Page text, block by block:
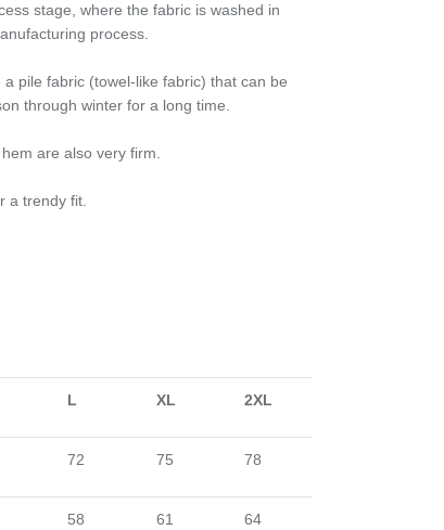
stage, where the fabric is washed in
process.
pile fabric (towel-like fabric) that can be
through winter for a long time.
are also very firm.
a trendy fit.
L XL 2XL
72 75 78
58 61 64